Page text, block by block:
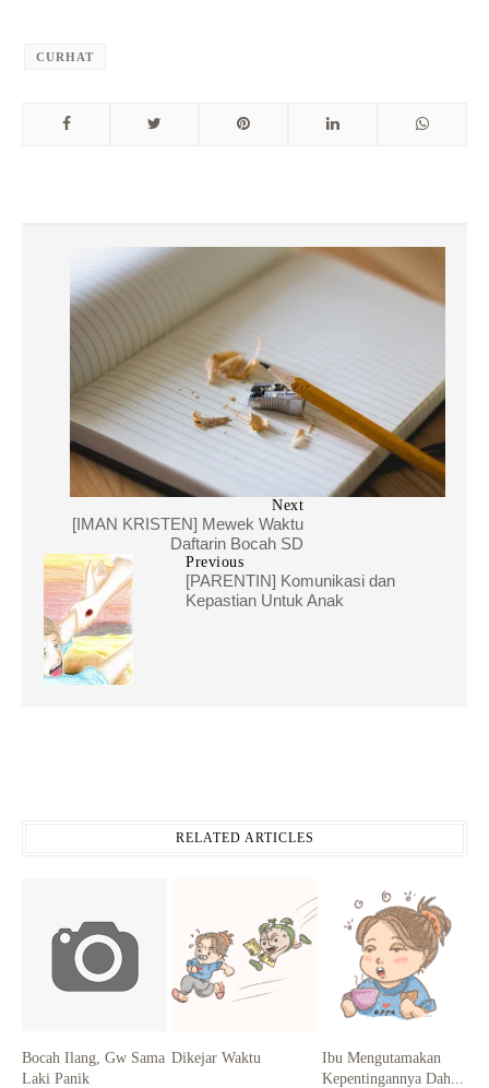
CURHAT
Next
[IMAN KRISTEN] Mewek Waktu
Daftarin Bocah SD
Previous
[PARENTIN] Komunikasi dan
Kepastian Untuk Anak
RELATED ARTICLES
Bocah Ilang, Gw Sama
Laki Panik
Dikejar Waktu
Ibu Mengutamakan
Kepentingannya Dah...